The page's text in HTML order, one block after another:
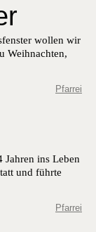
wollen wir
Wei­h­nacht­en,
Pfarrei
Jahren ins Leben
und führte
Pfarrei